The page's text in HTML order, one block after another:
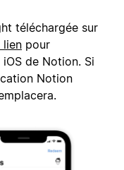
téléchargée sur
lien pour
de Notion. Si
Notion